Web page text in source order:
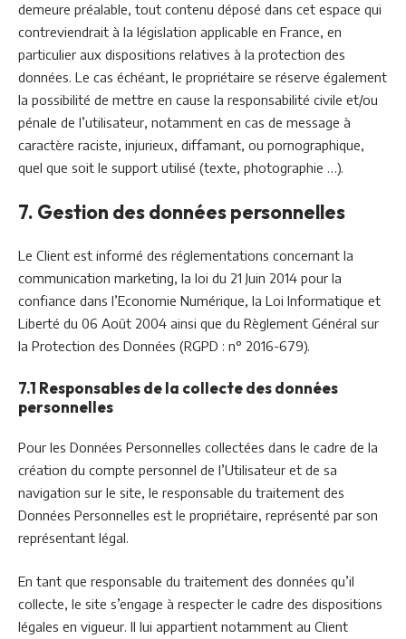
demeure préalable, tout contenu déposé dans cet espace qui
contreviendrait à la législation applicable en France, en
particulier aux dispositions relatives à la protection des
données. Le cas échéant, le propriétaire se réserve également
la possibilité de mettre en cause la responsabilité civile et/ou
pénale de l’utilisateur, notamment en cas de message à
caractère raciste, injurieux, diffamant, ou pornographique,
quel que soit le support utilisé (texte, photographie …).
7. Gestion des données personnelles
Le Client est informé des réglementations concernant la
communication marketing, la loi du 21 Juin 2014 pour la
confiance dans l’Economie Numérique, la Loi Informatique et
Liberté du 06 Août 2004 ainsi que du Règlement Général sur
la Protection des Données (RGPD : n° 2016-679).
7.1 Responsables de la collecte des données
personnelles
Pour les Données Personnelles collectées dans le cadre de la
création du compte personnel de l’Utilisateur et de sa
navigation sur le site, le responsable du traitement des
Données Personnelles est le propriétaire, représenté par son
représentant légal.
En tant que responsable du traitement des données qu’il
collecte, le site s’engage à respecter le cadre des dispositions
légales en vigueur. Il lui appartient notamment au Client